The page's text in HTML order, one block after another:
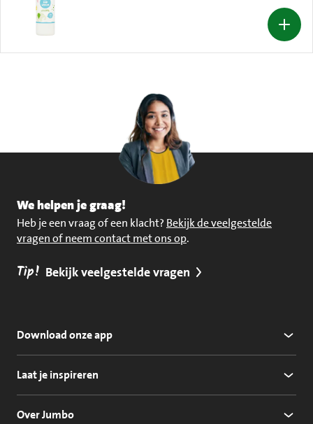
We helpen je graag!
Heb je een vraag of een klacht? Bekijk de veelgestelde
vragen of neem contact met ons op.
Tip! Bekijk veelgestelde vragen
Download onze app
Laat je inspireren
Over Jumbo